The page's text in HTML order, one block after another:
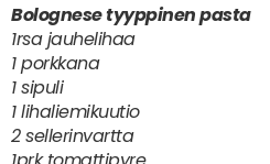
Bolognese tyyppinen pasta
1rsa jauhelihaa
1 porkkana
1 sipuli
1 lihaliemikuutio
2 sellerinvartta